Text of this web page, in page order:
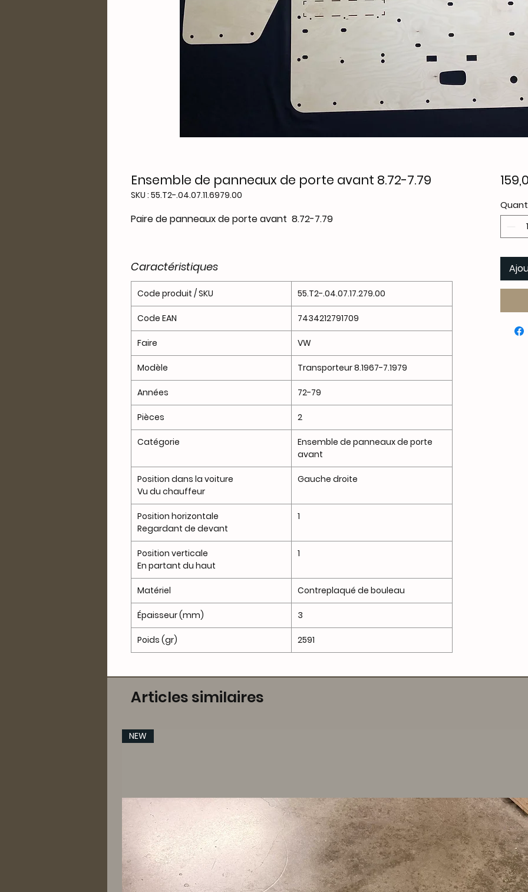
Ensemble de panneaux de porte avant 8.72-7.79
SKU : 55.T2-.04.07.11.6979.00
Paire de panneaux de porte avant 8.72-7.79
Caractéristiques
Code produit / SKU 55.T2-.04.07.17.279.00
Code EAN 7434212791709
Faire VW
Modèle Transporteur 8.1967-7.1979
Années 72-79
Pièces 2
Catégorie
Ensemble de panneaux de porte
avant
Position dans la voiture
Vu du chauffeur
Gauche droite
Position horizontale
Regardant de devant
1
Position verticale
En partant du haut
1
Matériel Contreplaqué de bouleau
Épaisseur (mm) 3
Poids (gr) 2591
Articles similaires
NEW